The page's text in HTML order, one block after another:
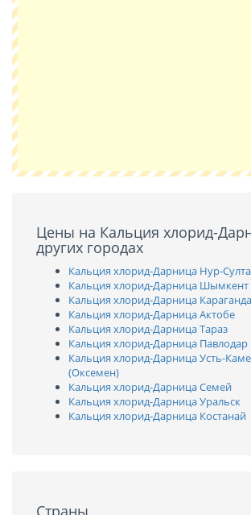
Цены на Кальция хлорид-
других городах
Кальция хлорид-Дарница Нур-
Кальция хлорид-Дарница Шымкент
Кальция хлорид-Дарница Караганда
Кальция хлорид-Дарница Актобе
Кальция хлорид-Дарница Тараз
Кальция хлорид-Дарница Павлодар
Кальция хлорид-Дарница Усть-
(Оксемен)
Кальция хлорид-Дарница Семей
Кальция хлорид-Дарница Уральск
Кальция хлорид-Дарница Костанай
Страны